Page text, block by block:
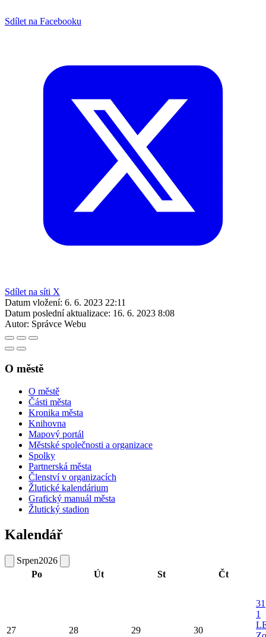
Sdílet na Facebooku
Sdílet na síti X
Datum vložení: 6. 6. 2023 22:11
Datum poslední aktualizace: 16. 6. 2023 8:08
Autor: Správce Webu
O městě
O městě
Části města
Kronika města
Knihovna
Mapový portál
Městské společnosti a organizace
Spolky
Partnerská města
Členství v organizacích
Žlutické kalendárium
Grafický manuál města
Žlutický stadion
Kalendář
Srpen2026
Po
Út St Čt
27 28 29 30
31
1